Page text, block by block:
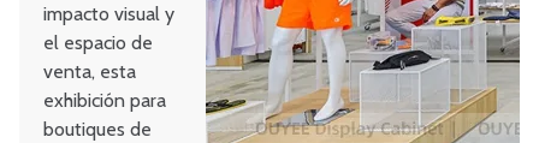
impacto visual y
el espacio de
venta, esta
exhibición para
boutiques de